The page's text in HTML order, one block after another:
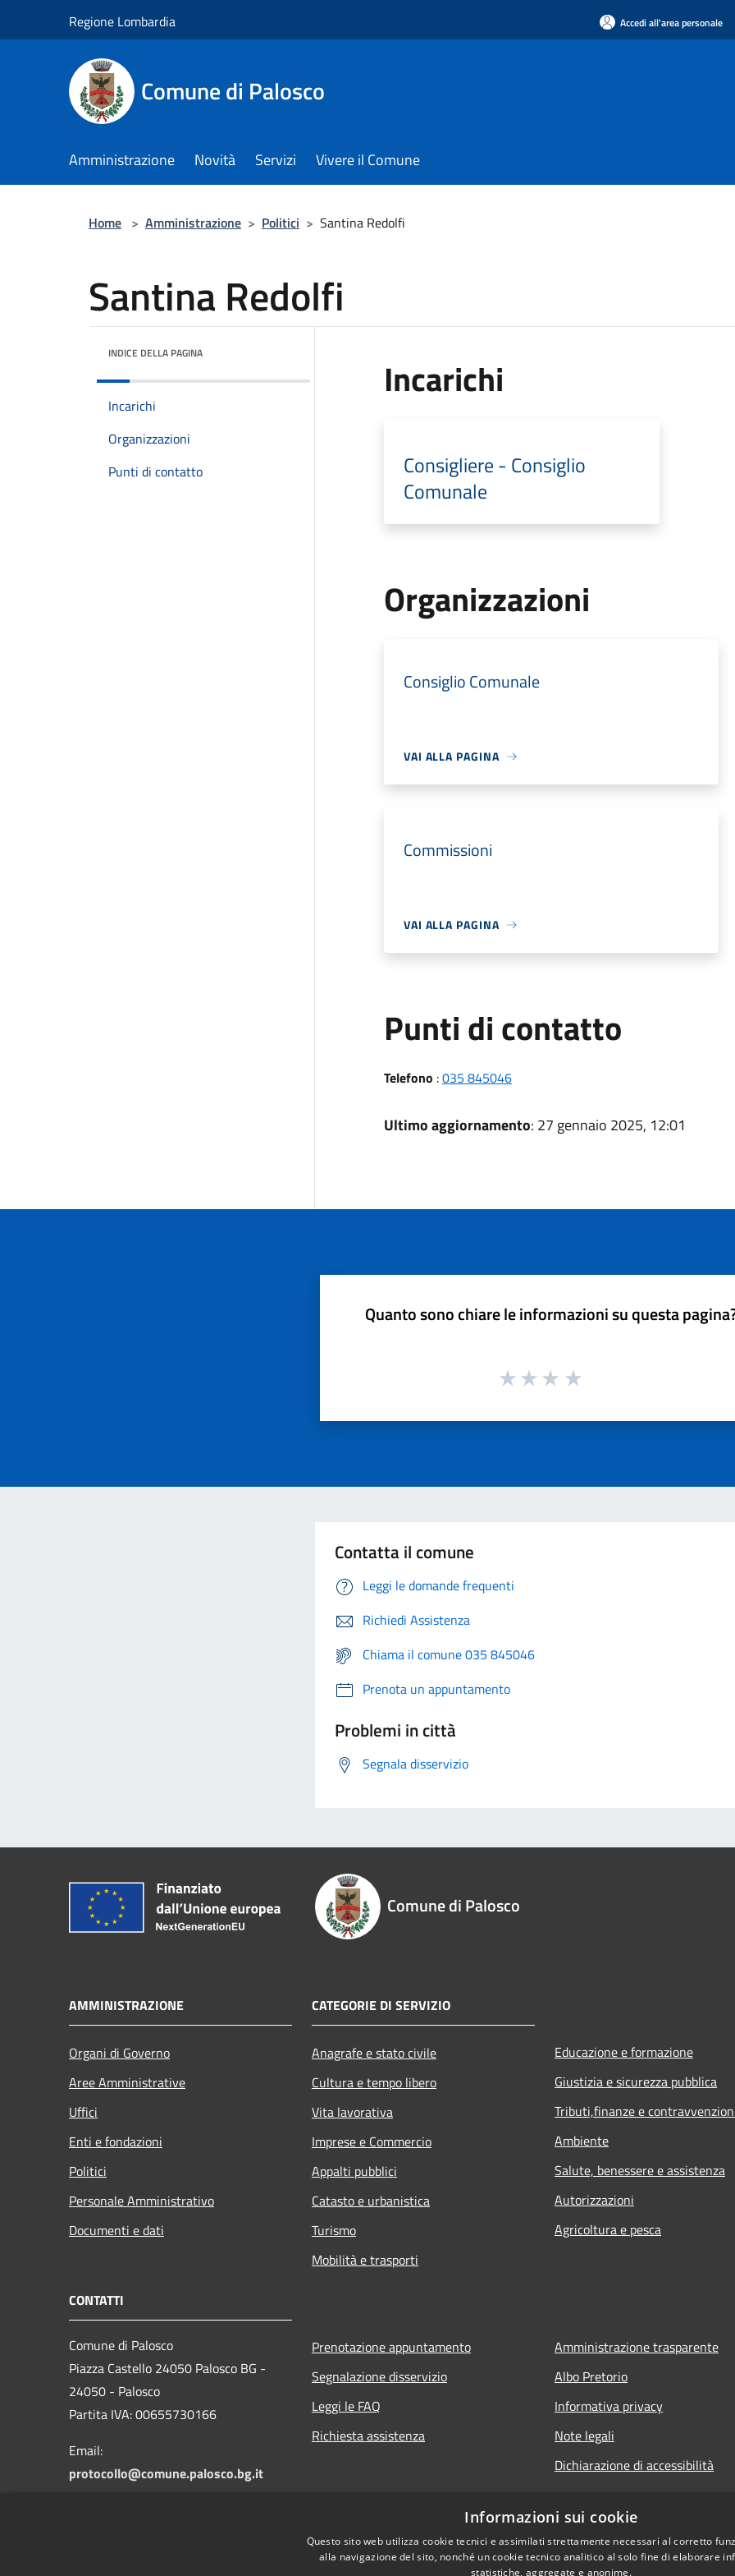
Regione Lombardia Accedi all'area personale
Comune di Palosco
Amministrazione Novità Servizi Vivere il Comune
Home > Amministrazione > Politici > Santina Redolfi
Santina Redolfi
INDICE DELLA PAGINA
Incarichi
Organizzazioni
Punti di contatto
Incarichi
Consigliere - Consiglio
Comunale
Organizzazioni
Consiglio Comunale
VAI ALLA PAGINA
Commissioni
VAI ALLA PAGINA
Punti di contatto
Telefono :035 845046
Ultimo aggiornamento: 27 gennaio 2025, 12:01
Quanto sono chiare le informazioni su questa
Contatta il comune
Leggi le domande frequenti
Richiedi Assistenza
Chiama il comune 035 845046
Prenota un appuntamento
Problemi in città
Segnala disservizio
Comune di Palosco
AMMINISTRAZIONE
Organi di Governo
Aree Amministrative
Uffici
Enti e fondazioni
Politici
Personale Amministrativo
Documenti e dati
CATEGORIE DI SERVIZIO
Anagrafe e stato civile
Cultura e tempo libero
Vita lavorativa
Imprese e Commercio
Appalti pubblici
Catasto e urbanistica
Turismo
Mobilità e trasporti
Educazione e formazione
Giustizia e sicurezza pubblica
Tributi,finanze e
Ambiente
Salute, benessere e assistenza
Autorizzazioni
Agricoltura e pesca
CONTATTI
Comune di Palosco
Piazza Castello 24050 Palosco BG -
24050 - Palosco
Partita IVA: 00655730166
Email:
protocollo@comune.palosco.bg.it
Prenotazione appuntamento
Segnalazione disservizio
Leggi le FAQ
Richiesta assistenza
Amministrazione trasparente
Albo Pretorio
Informativa privacy
Note legali
Dichiarazione di accessibilità
Informazioni sui cookie
Questo sito web utilizza cookie tecnici e assimilati strettamente necessari al corretto
alla navigazione del sito, nonché un cookie tecnico analitico al solo fine di elaborare
statistiche, aggregate e anonime.